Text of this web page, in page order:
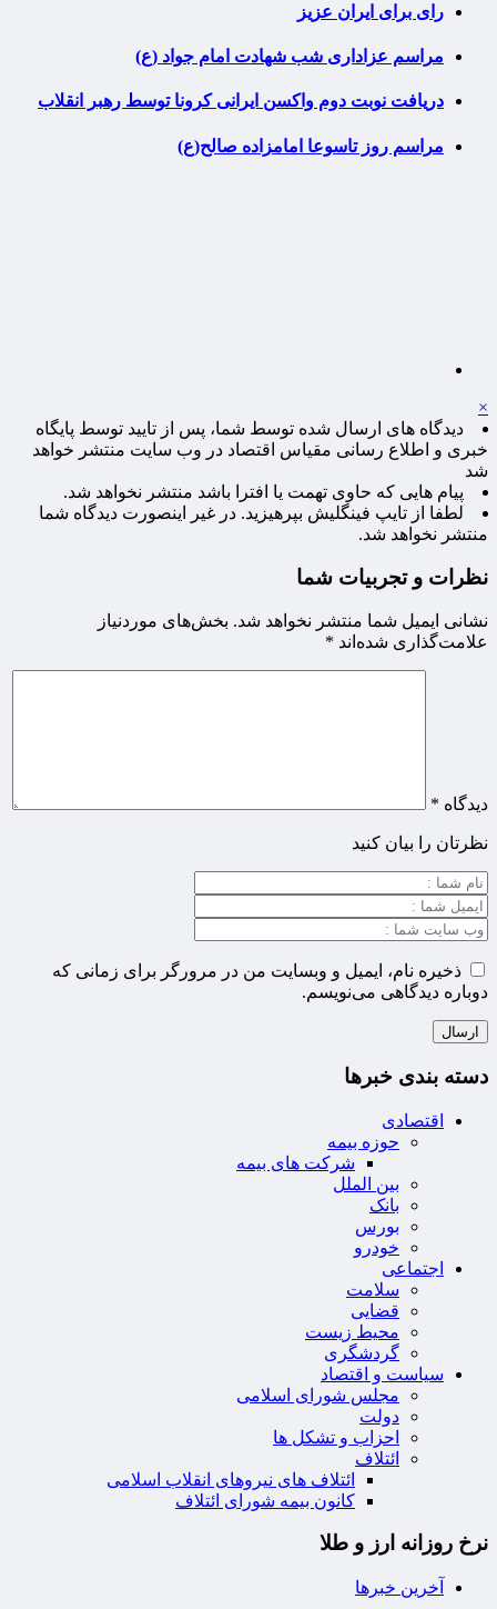
رای برای ایران عزیز
مراسم عزاداری شب شهادت امام جواد (ع)
دریافت نوبت دوم واکسن ایرانی کرونا توسط رهبر انقلاب
مراسم روز تاسوعا امامزاده صالح(ع)
×
دیدگاه های ارسال شده توسط شما، پس از تایید توسط پایگاه
خبری و اطلاع رسانی مقیاس اقتصاد در وب سایت منتشر خواهد
شد
پیام هایی که حاوی تهمت یا افترا باشد منتشر نخواهد شد.
لطفا از تایپ فینگلیش بپرهیزید. در غیر اینصورت دیدگاه شما
منتشر نخواهد شد.
نظرات و تجربیات شما
نشانی ایمیل شما منتشر نخواهد شد. بخش‌های موردنیاز
علامت‌گذاری شده‌اند *
دیدگاه *
نظرتان را بیان کنید
ذخیره نام، ایمیل و وبسایت من در مرورگر برای زمانی که
دوباره دیدگاهی می‌نویسم.
دسته بندی خبرها
اقتصادی
حوزه بیمه
شرکت های بیمه
بین الملل
بانک
بورس
خودرو
اجتماعی
سلامت
قضایی
محیط زیست
گردشگری
سیاست و اقتصاد
مجلس شورای اسلامی
دولت
احزاب و تشکل ها
ائتلاف
ائتلاف های نیروهای انقلاب اسلامی
کانون بیمه شورای ائتلاف
نرخ روزانه ارز و طلا
آخرین خبرها